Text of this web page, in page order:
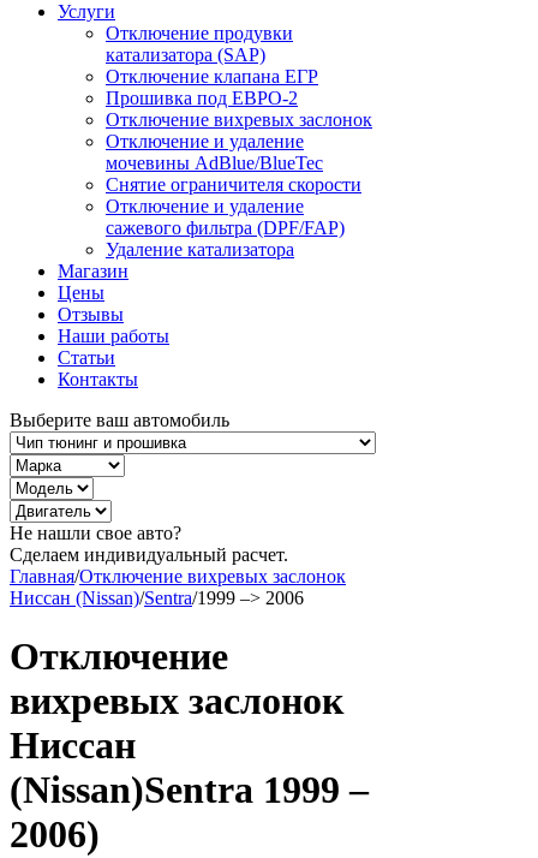
Услуги
Отключение продувки
катализатора (SAP)
Отключение клапана ЕГР
Прошивка под ЕВРО-2
Отключение вихревых заслонок
Отключение и удаление
мочевины AdBlue/BlueTec
Снятие ограничителя скорости
Отключение и удаление
сажевого фильтра (DPF/FAP)
Удаление катализатора
Магазин
Цены
Отзывы
Наши работы
Статьи
Контакты
Выберите ваш автомобиль
Не нашли свое авто?
Сделаем индивидуальный расчет.
Главная/Отключение вихревых заслонок
Ниссан (Nissan)/Sentra/1999 –> 2006
Отключение
вихревых заслонок
Ниссан
(Nissan)Sentra 1999 –
2006)